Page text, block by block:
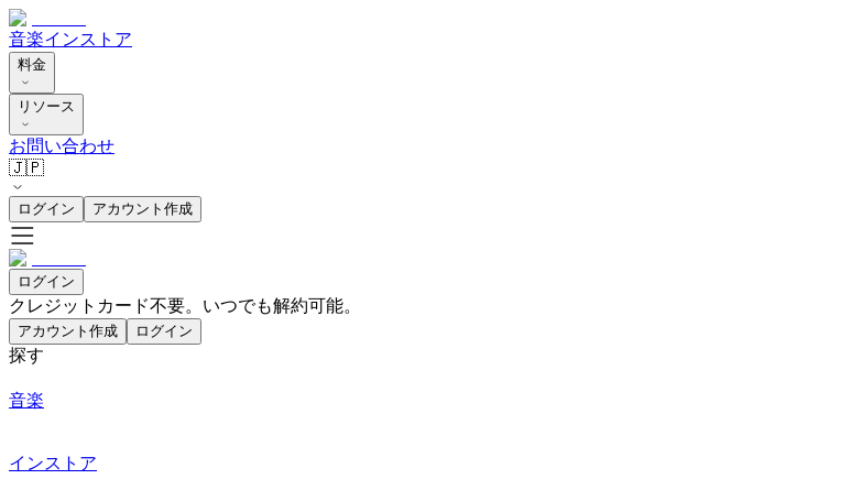
音楽インストア
料金
リソース
お問い合わせ
🇯🇵
ログイン アカウント作成
ログイン
クレジットカード不要。いつでも解約可能。
アカウント作成 ログイン
探す
音楽
インストア